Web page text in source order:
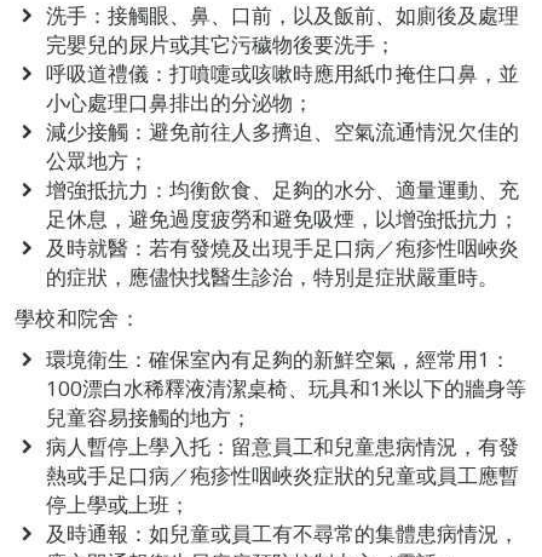
洗手：接觸眼、鼻、口前，以及飯前、如廁後及處理
完嬰兒的尿片或其它污穢物後要洗手；
呼吸道禮儀：打噴嚏或咳嗽時應用紙巾掩住口鼻，並
小心處理口鼻排出的分泌物；
減少接觸：避免前往人多擠迫、空氣流通情況欠佳的
公眾地方；
增強抵抗力：均衡飲食、足夠的水分、適量運動、充
足休息，避免過度疲勞和避免吸煙，以增強抵抗力；
及時就醫：若有發燒及出現手足口病／疱疹性咽峽炎
的症狀，應儘快找醫生診治，特別是症狀嚴重時。
學校和院舍：
環境衛生：確保室內有足夠的新鮮空氣，經常用1：
100漂白水稀釋液清潔桌椅、玩具和1米以下的牆身等
兒童容易接觸的地方；
病人暫停上學入托：留意員工和兒童患病情況，有發
熱或手足口病／疱疹性咽峽炎症狀的兒童或員工應暫
停上學或上班；
及時通報：如兒童或員工有不尋常的集體患病情況，